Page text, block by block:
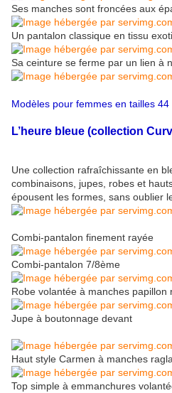
Ses manches sont froncées aux
Un pantalon classique en tissu
Sa ceinture se ferme par un lien à
Modèles pour femmes en tailles 44
L’heure bleue (collection
Une collection rafraîchissante en
combinaisons, jupes, robes et
épousent les formes, sans oublier
Combi-pantalon finement rayée
Combi-pantalon 7/8ème
Robe volantée à manches papillon
Jupe à boutonnage devant
Haut style Carmen à manches
Top simple à emmanchures